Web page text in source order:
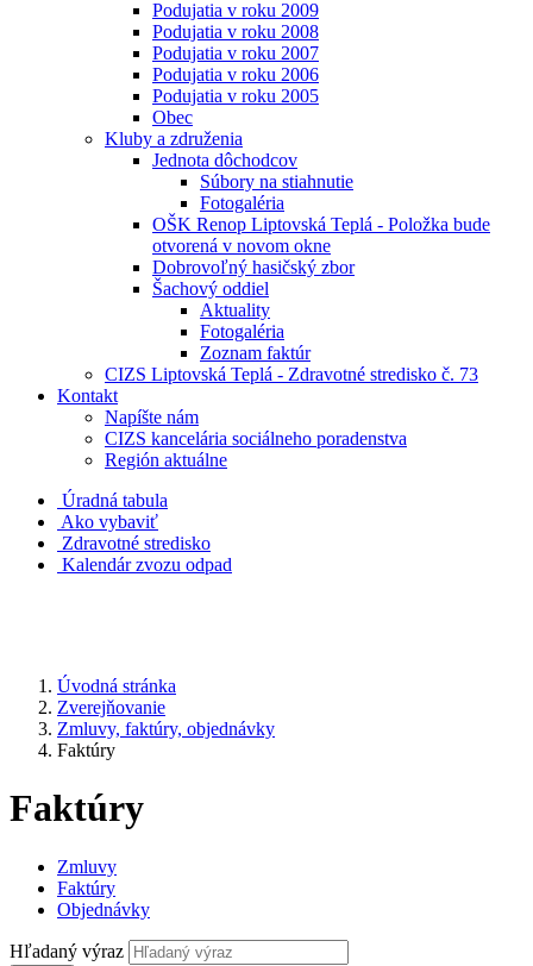
Podujatia v roku 2009
Podujatia v roku 2008
Podujatia v roku 2007
Podujatia v roku 2006
Podujatia v roku 2005
Obec
Kluby a združenia
Jednota dôchodcov
Súbory na stiahnutie
Fotogaléria
OŠK Renop Liptovská Teplá - Položka bude
otvorená v novom okne
Dobrovoľný hasičský zbor
Šachový oddiel
Aktuality
Fotogaléria
Zoznam faktúr
CIZS Liptovská Teplá - Zdravotné stredisko č. 73
Kontakt
Napíšte nám
CIZS kancelária sociálneho poradenstva
Región aktuálne
Úradná tabula
Ako vybaviť
Zdravotné stredisko
Kalendár zvozu odpad
Úvodná stránka
Zverejňovanie
Zmluvy, faktúry, objednávky
Faktúry
Faktúry
Zmluvy
Faktúry
Objednávky
Hľadaný výraz